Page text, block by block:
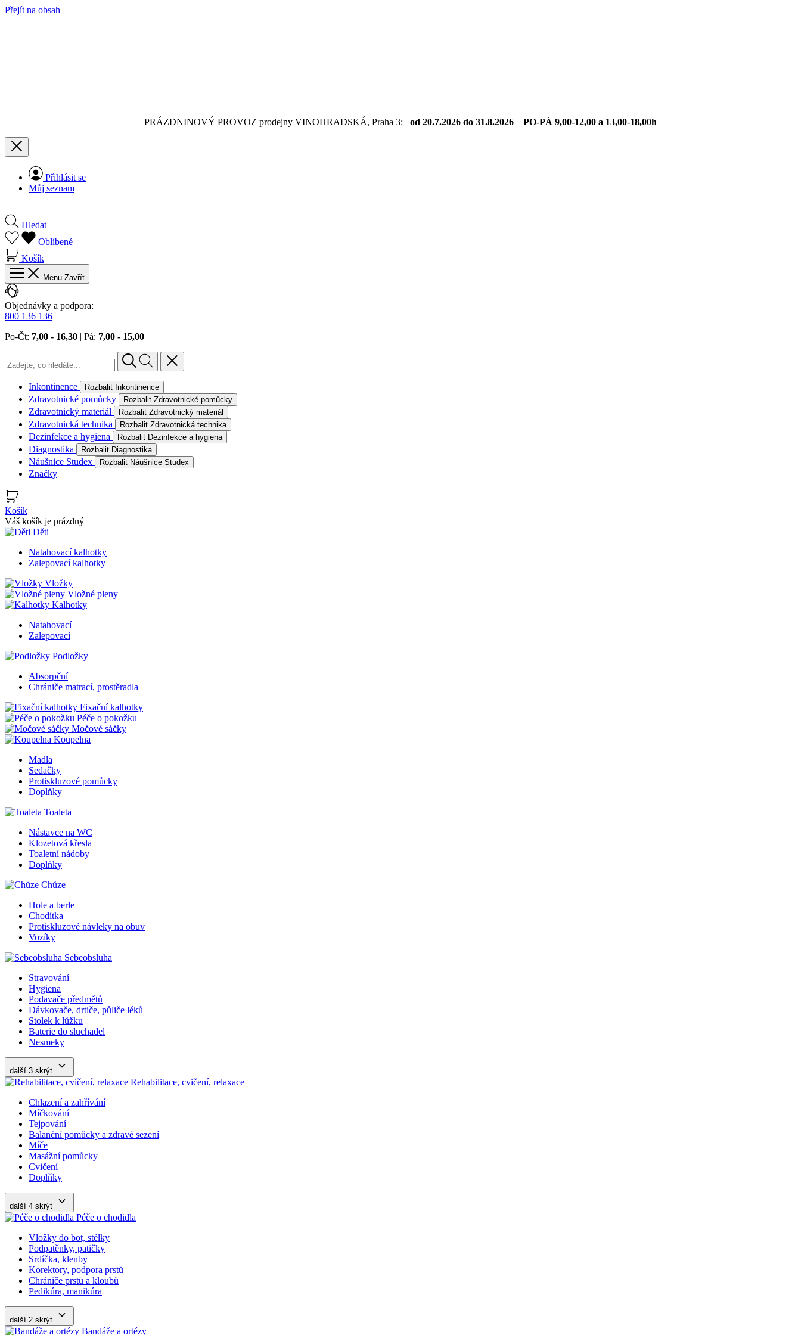
Přejít na obsah
PRÁZDNINOVÝ PROVOZ prodejny VINOHRADSKÁ, Praha 3: od 20.7.2026 do 31.8.2026 PO-PÁ 9,00-12,00 a 13,00-18,00h
Přihlásit se
Můj seznam
Hledat
Oblíbené
Košík
Menu Zavřít
Objednávky a podpora:
800 136 136
Po‐Čt: 7,00 ‐ 16,30 | Pá: 7,00 ‐ 15,00
Inkontinence Rozbalit Inkontinence
Zdravotnické pomůcky Rozbalit Zdravotnické pomůcky
Zdravotnický materiál Rozbalit Zdravotnický materiál
Zdravotnická technika Rozbalit Zdravotnická technika
Dezinfekce a hygiena Rozbalit Dezinfekce a hygiena
Diagnostika Rozbalit Diagnostika
Náušnice Studex Rozbalit Náušnice Studex
Značky
Košík
Váš košík je prázdný
Děti
Natahovací kalhotky
Zalepovací kalhotky
Vložky
Vložné pleny
Kalhotky
Natahovací
Zalepovací
Podložky
Absorpční
Chrániče matrací, prostěradla
Fixační kalhotky
Péče o pokožku
Močové sáčky
Koupelna
Madla
Sedačky
Protiskluzové pomůcky
Doplňky
Toaleta
Nástavce na WC
Klozetová křesla
Toaletní nádoby
Doplňky
Chůze
Hole a berle
Chodítka
Protiskluzové návleky na obuv
Vozíky
Sebeobsluha
Stravování
Hygiena
Podavače předmětů
Dávkovače, drtiče, půliče léků
Stolek k lůžku
Baterie do sluchadel
Nesmeky
další 3 skrýt
Rehabilitace, cvičení, relaxace
Chlazení a zahřívání
Míčkování
Tejpování
Balanční pomůcky a zdravé sezení
Míče
Masážní pomůcky
Cvičení
Doplňky
další 4 skrýt
Péče o chodidla
Vložky do bot, stélky
Podpatěnky, patičky
Srdíčka, klenby
Korektory, podpora prstů
Chrániče prstů a kloubů
Pedikúra, manikúra
další 2 skrýt
Bandáže a ortézy